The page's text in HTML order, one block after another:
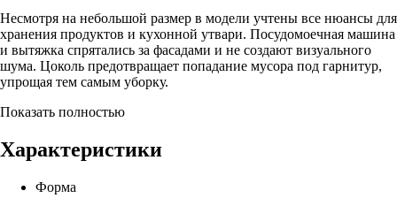
Несмотря на небольшой размер в модели учтены все нюансы для
хранения продуктов и кухонной утвари. Посудомоечная машина
и вытяжка спрятались за фасадами и не создают визуального
шума. Цоколь предотвращает попадание мусора под гарнитур,
упрощая тем самым уборку.
Показать полностью
Характеристики
Форма